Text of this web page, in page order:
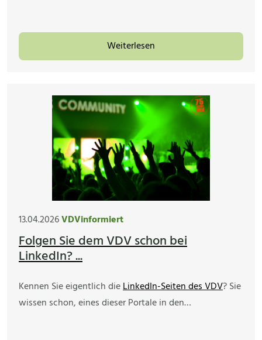
Weiterlesen
13.04.2026VDVinformiert
Folgen Sie dem VDV schon bei
LinkedIn? ...
Kennen Sie eigentlich dieLinkedIn-Seiten des VDV? Sie
wissen schon, eines dieser Portale in den…